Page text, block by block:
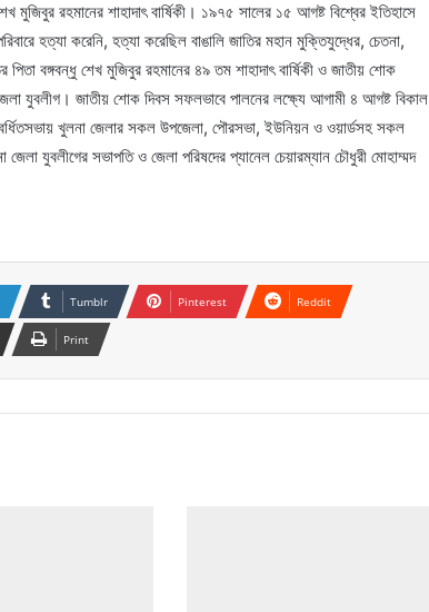
রহমানের শাহাদাৎ বার্ষিকী। ১৯৭৫ সালের ১৫ আগষ্ট বিশ্বের ইতিহাসে
হত্যা করেনি, হত্যা করেছিল বাঙালি জাতির মহান মুক্তিযুদ্ধের, চেতনা,
বঙ্গবন্ধু শেখ মুজিবুর রহমানের ৪৯ তম শাহাদাৎ বার্ষিকী ও জাতীয় শোক
জেলা যুবলীগ। জাতীয় শোক দিবস সফলভাবে পালনের লক্ষ্যে আগামী ৪ আগষ্ট বিকাল
খুলনা জেলার সকল উপজেলা, পৌরসভা, ইউনিয়ন ও ওয়ার্ডসহ সকল
জেলা যুবলীগের সভাপতি ও জেলা পরিষদের প্যানেল চেয়ারম্যান চৌধুরী মোহাম্মদ
Tumblr Pinterest Reddit
Print